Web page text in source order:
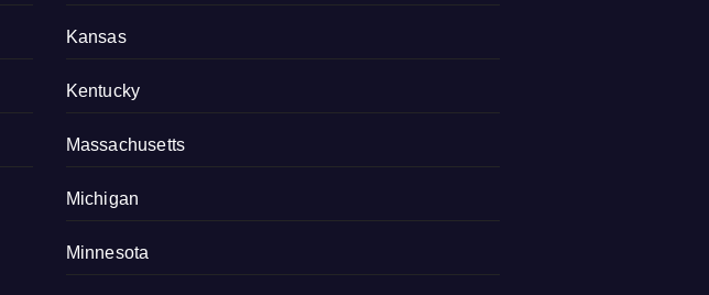
Kansas
Kentucky
Massachusetts
Michigan
Minnesota